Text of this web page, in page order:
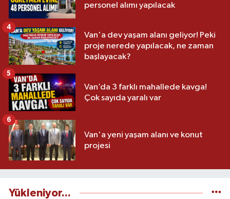
personel alımı yapılacak
Van'a dev yaşam alanı geliyor! Peki
proje nerede yapılacak, ne zaman
başlayacak?
4
Van’da 3 farklı mahallede kavga!
Çok sayıda yaralı var
5
Van'a yeni yaşam alanı ve konut
projesi
6
Yükleniyor...